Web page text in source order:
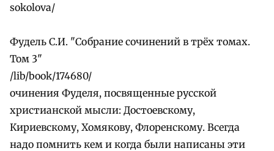
sokolova/
Фудель С.И. "Собрание сочинений в трёх томах.
Том 3"
/lib/book/174680/
очинения Фуделя, посвященные русской
христианской мысли: Достоевскому,
Кириевскому, Хомякову, Флоренскому. Всегда
надо помнить кем и когда были написаны эти